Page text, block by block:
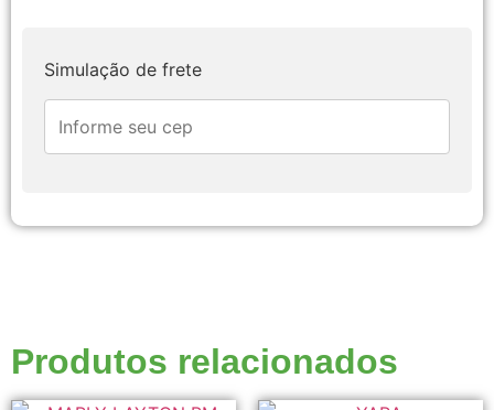
Simulação de frete
Produtos relacionados